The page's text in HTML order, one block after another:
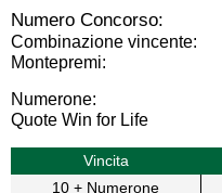
Numero Concorso:
Combinazione vincente:
Montepremi:
Numerone:
Quote Win for Life
Vincita
10 + Numerone